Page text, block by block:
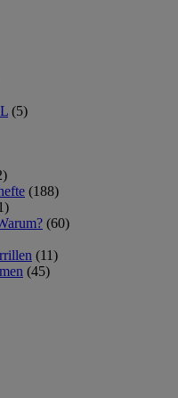
(5)
(188)
(60)
(11)
(45)